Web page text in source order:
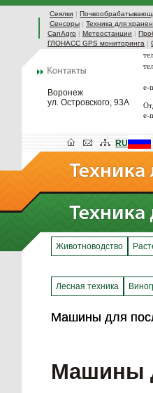
Сеялки |
Сенсоры | Техника для
CanAgro | Метеостанции |
ГЛОНАСС GPS мониторинга |
Воронеж
ул. Островского, 93А
e-
e-
RU
Животноводство
Лесная техника
Машины для
Машины для
Машины